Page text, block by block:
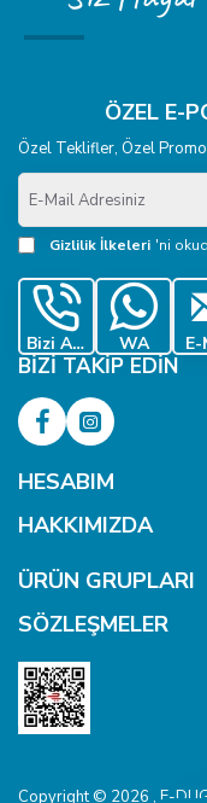
ÖZEL E-
Özel Teklifler, Özel
E-
Mail
Adresiniz
Gizlilik İlkeleri 'ni
Bizi Ara WA
BIZI TAKIP EDIN
HESABIM
HAKKIMIZDA
ÜRÜN GRUPLARI
SÖZLEŞMELER
Copyright © 2026 , E-